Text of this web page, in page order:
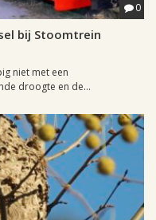
0
bij Stoomtrein
niet met een
droogte en de...